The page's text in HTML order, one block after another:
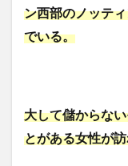
ン西部のノッテ
でいる。
大して儲からな
とがある女性が